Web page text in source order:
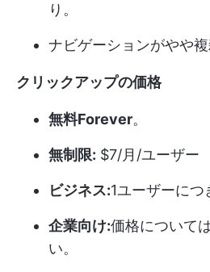
り。
ナビゲーションがやや複
クリックアップの価格
無料Forever。
無制限: $7/月/ユーザー
ビジネス:1ユーザーにつ
企業向け:価格について
い。